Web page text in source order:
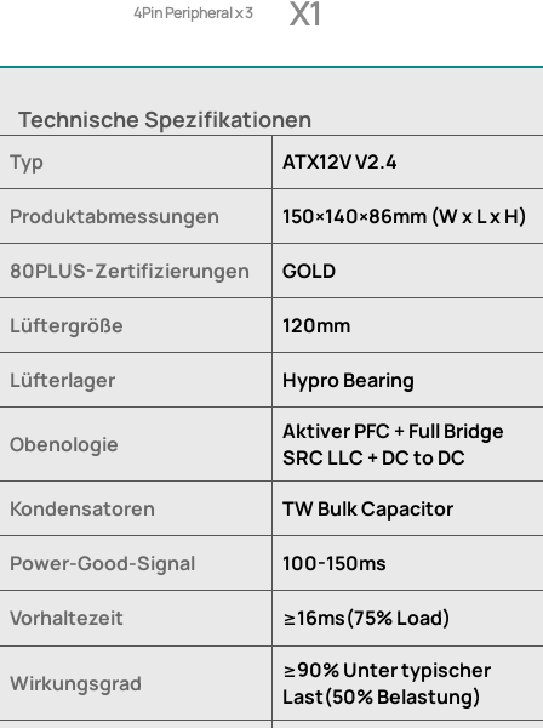
4Pin Peripheral x 3 X1
Technische Spezifikationen
Typ ATX12V V2.4
Produktabmessungen 150×140×86mm (W x L x H)
80PLUS-Zertifizierungen GOLD
Lüftergröße 120mm
Lüfterlager Hypro Bearing
Obenologie
Aktiver PFC + Full Bridge
SRC LLC + DC to DC
Kondensatoren
TW Bulk Capacitor
Power-Good-Signal 100-150ms
Vorhaltezeit ≥16ms(75% Load)
Wirkungsgrad
≥90% Unter typischer
Last(50% Belastung)